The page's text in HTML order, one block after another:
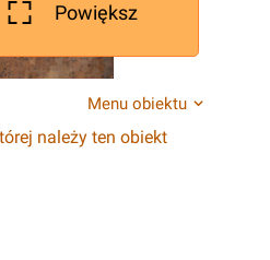
Powiększ
Menu obiektu
należy ten obiekt